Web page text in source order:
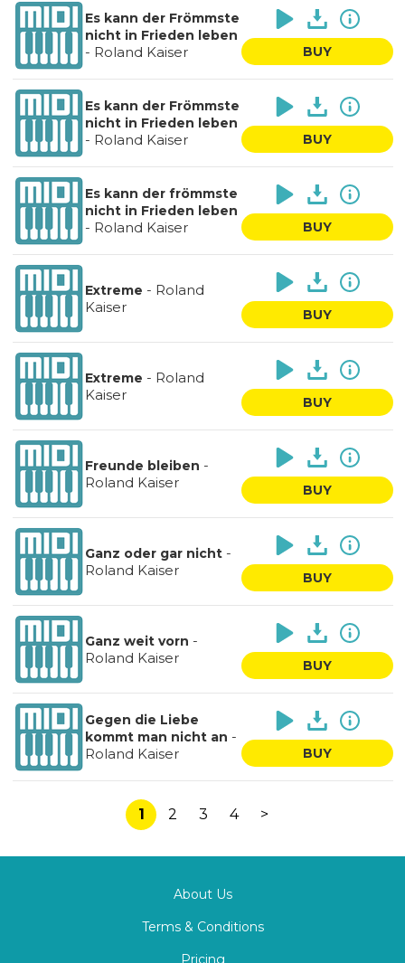
Es kann der Frömmste
nicht in Frieden leben
- Roland Kaiser BUY
Es kann der Frömmste
nicht in Frieden leben
- Roland Kaiser BUY
Es kann der frömmste
nicht in Frieden leben
- Roland Kaiser BUY
Extreme - Roland
Kaiser
BUY
Extreme - Roland
Kaiser
BUY
Freunde bleiben -
Roland Kaiser
BUY
Ganz oder gar nicht-
Roland Kaiser
BUY
Ganz weit vorn -
Roland Kaiser
BUY
Gegen die Liebe
kommt man nicht an -
Roland Kaiser
BUY
1 2 3 4 >
About Us
Terms & Conditions
Pricing